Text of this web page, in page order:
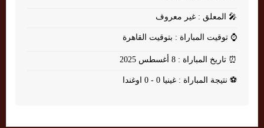
🎤 المعلق : غير معروف
⌚ توقيت المباراة : بتوقيت القاهرة
⏰ تاريخ المباراة : 8 أغسطس 2025
⚽ نتيجة المباراة : غينيا 0 - 0 اوغندا